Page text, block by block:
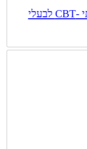
אימון קוגנטיבי התנהגותי -CBT לבעלי